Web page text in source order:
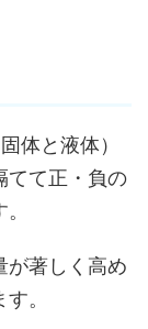
体と液体）
てて正・負の
著しく高め
。